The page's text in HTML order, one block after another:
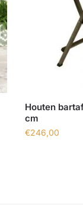
Houten
cm
€246,00